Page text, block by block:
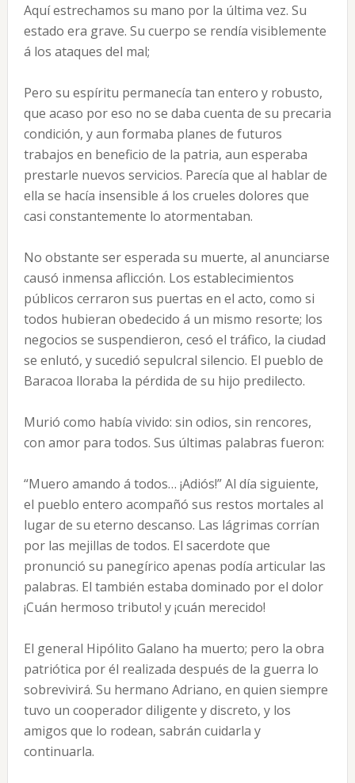
Aquí estrechamos su mano por la última vez. Su
estado era grave. Su cuerpo se rendía visiblemente
á los ataques del mal;
Pero su espíritu permanecía tan entero y robusto,
que acaso por eso no se daba cuenta de su precaria
condición, y aun formaba planes de futuros
trabajos en beneficio de la patria, aun esperaba
prestarle nuevos servicios. Parecía que al hablar de
ella se hacía insensible á los crueles dolores que
casi constantemente lo atormentaban.
No obstante ser esperada su muerte, al anunciarse
causó inmensa aflicción. Los establecimientos
públicos cerraron sus puertas en el acto, como si
todos hubieran obedecido á un mismo resorte; los
negocios se suspendieron, cesó el tráfico, la ciudad
se enlutó, y sucedió sepulcral silencio. El pueblo de
Baracoa lloraba la pérdida de su hijo predilecto.
Murió como había vivido: sin odios, sin rencores,
con amor para todos. Sus últimas palabras fueron:
“Muero amando á todos… ¡Adiós!” Al día siguiente,
el pueblo entero acompañó sus restos mortales al
lugar de su eterno descanso. Las lágrimas corrían
por las mejillas de todos. El sacerdote que
pronunció su panegírico apenas podía articular las
palabras. El también estaba dominado por el dolor
¡Cuán hermoso tributo! y ¡cuán merecido!
El general Hipólito Galano ha muerto; pero la obra
patriótica por él realizada después de la guerra lo
sobrevivirá. Su hermano Adriano, en quien siempre
tuvo un cooperador diligente y discreto, y los
amigos que lo rodean, sabrán cuidarla y
continuarla.